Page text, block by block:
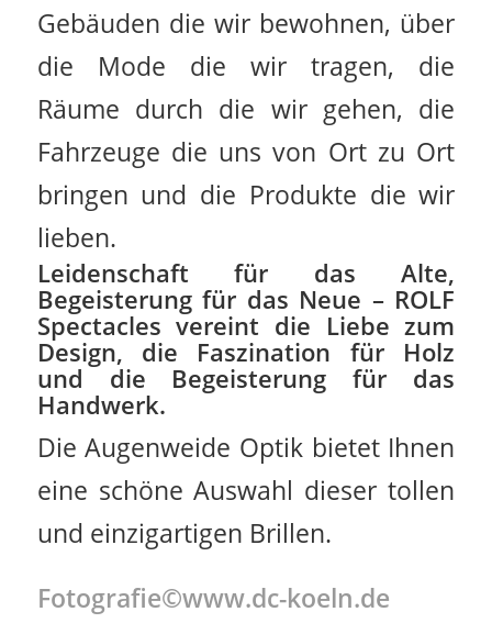
Gebäuden die wir bewohnen, über
die Mode die wir tragen, die
Räume durch die wir gehen, die
Fahrzeuge die uns von Ort zu Ort
bringen und die Produkte die wir
lieben.
Leidenschaft für das Alte,
Begeisterung für das Neue – ROLF
Spectacles vereint die Liebe zum
Design, die Faszination für Holz
und die Begeisterung für das
Handwerk.
Die Augenweide Optik bietet Ihnen
eine schöne Auswahl dieser tollen
und einzigartigen Brillen.
Fotografie©www.dc-koeln.de